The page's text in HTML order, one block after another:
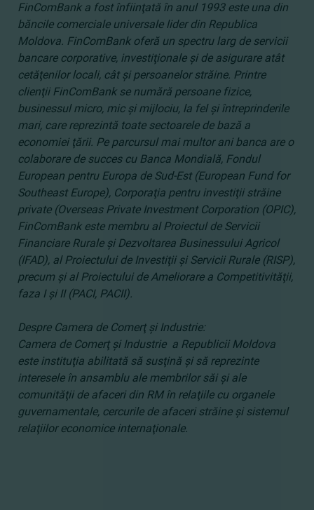
FinComBank a fost înfiinţată în anul 1993 este una din
băncile comerciale universale lider din Republica
Moldova. FinComBank oferă un spectru larg de servicii
bancare corporative, investiţionale şi de asigurare atât
cetăţenilor locali, cât şi persoanelor străine. Printre
clienţii FinComBank se numără persoane fizice,
businessul micro, mic şi mijlociu, la fel şi întreprinderile
mari, care reprezintă toate sectoarele de bază a
economiei ţării. Pe parcursul mai multor ani banca are o
colaborare de succes cu Banca Mondială, Fondul
European pentru Europa de Sud-Est (European Fund for
Southeast Europe), Corporaţia pentru investiţii străine
private (Overseas Private Investment Corporation (OPIC),
FinComBank este membru al Proiectul de Servicii
Financiare Rurale şi Dezvoltarea Businessului Agricol
(IFAD), al Proiectului de Investiţii şi Servicii Rurale (RISP),
precum şi al Proiectului de Ameliorare a Competitivităţii,
faza I şi II (PACI, PACII).
Despre Camera de Comerţ şi Industrie:
Camera de Comerţ şi Industrie a Republicii Moldova
este instituţia abilitată să susţină şi să reprezinte
interesele în ansamblu ale membrilor săi şi ale
comunităţii de afaceri din RM în relaţiile cu organele
guvernamentale, cercurile de afaceri străine şi sistemul
relaţiilor economice internaţionale.